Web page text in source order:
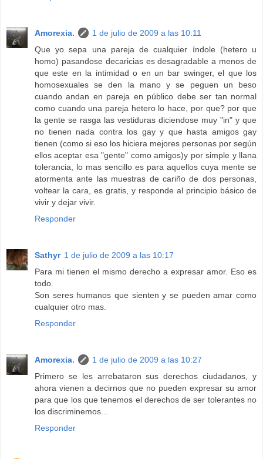
Amorexia.
1 de julio de 2009 a las 10:11
Que yo sepa una pareja de cualquier índole (hetero u
homo) pasandose decaricias es desagradable a menos de
que este en la intimidad o en un bar swinger, el que los
homosexuales se den la mano y se peguen un beso
cuando andan en pareja en público debe ser tan normal
como cuando una pareja hetero lo hace, por que? por que
la gente se rasga las vestiduras diciendose muy "in" y que
no tienen nada contra los gay y que hasta amigos gay
tienen (como si eso los hiciera mejores personas por según
ellos aceptar esa "gente" como amigos)y por simple y llana
tolerancia, lo mas sencillo es para aquellos cuya mente se
atormenta ante las muestras de cariño de dos personas,
voltear la cara, es gratis, y responde al principio básico de
vivir y dejar vivir.
Responder
Sathyr 1 de julio de 2009 a las 10:17
Para mi tienen el mismo derecho a expresar amor. Eso es
todo.
Son seres humanos que sienten y se pueden amar como
cualquier otro mas.
Responder
Amorexia.
1 de julio de 2009 a las 10:27
Primero se les arrebataron sus derechos ciudadanos, y
ahora vienen a decirnos que no pueden expresar su amor
para que los que tenemos el derechos de ser tolerantes no
los discriminemos...
Responder